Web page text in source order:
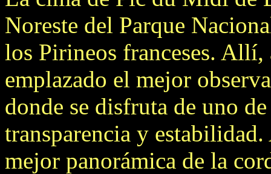
Noreste del Parque
los Pirineos franceses.
emplazado el mejor
donde se disfruta de uno
transparencia y
mejor panorámica de la